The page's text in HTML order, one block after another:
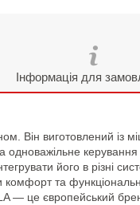
Інформація для
Він виготовлений із
а одноважільне
його в різні
та
— це європейський